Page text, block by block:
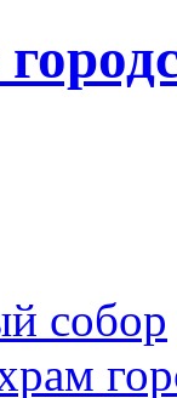
собор